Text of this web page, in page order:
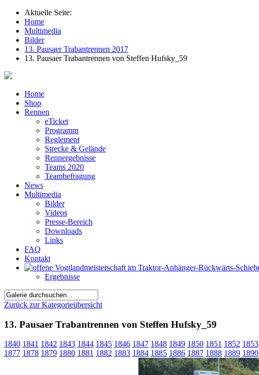
Aktuelle Seite:
Home
Multimedia
Bilder
13. Pausaer Trabantrennen 2017
13. Pausaer Trabantrennen von Steffen Hufsky_59
Home
Shop
Rennen
eTicket
Programm
Reglement
Strecke & Gelände
Rennergebnisse
Teams 2020
Teambefragung
News
Multimedia
Bilder
Videos
Presse-Bereich
Downloads
Links
FAQ
Kontakt
Ergebnisse
Zurück zur Kategorieübersicht
13. Pausaer Trabantrennen von Steffen Hufsky_59
1840 1841 1842 1843 1844 1845 1846 1847 1848 1849 1850 1851 1852 1853
1877 1878 1879 1880 1881 1882 1883 1884 1885 1886 1887 1888 1889 1890